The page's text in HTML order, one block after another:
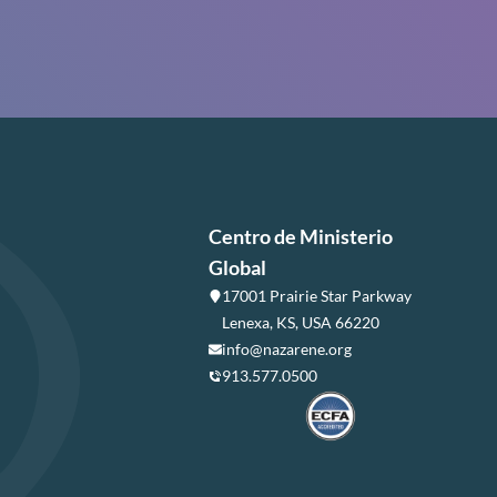
Centro de Ministerio
Global
17001 Prairie Star Parkway
Lenexa, KS, USA 66220
info@nazarene.org
913.577.0500